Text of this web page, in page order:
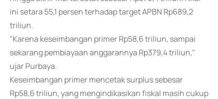
ini setara 55,1 persen terhadap target APBN Rp689,2
triliun.
"Karena keseimbangan primer Rp58,6 triliun, sampai
sekarang pembiayaan anggarannya Rp379,4 triliun,"
ujar Purbaya.
Keseimbangan primer mencetak surplus sebesar
Rp58,6 triliun, yang mengindikasikan fiskal masih cukup